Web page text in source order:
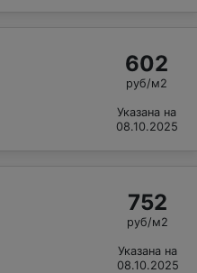
602
руб/м2
Указана на
08.10.2025
752
руб/м2
Указана на
08.10.2025